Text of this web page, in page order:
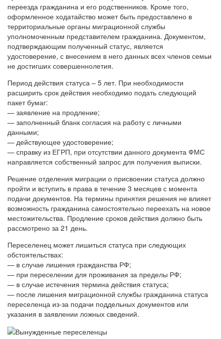
переезда гражданина и его родственников. Кроме того,
оформленное ходатайство может быть предоставлено в
территориальные органы миграционной службы
уполномоченным представителем гражданина. Документом,
подтверждающим полученный статус, является
удостоверение, с внесением в него данных всех членов семьи
не достигших совершеннолетия.
Период действия статуса – 5 лет. При необходимости
расширить срок действия необходимо подать следующий
пакет бумаг:
— заявление на продление;
— заполненный бланк согласия на работу с личными
данными;
— действующее удостоверение;
— справку из ЕГРП, при отсутствии данного документа ФМС
направляется собственный запрос для получения выписки.
Решение отделения миграции о присвоении статуса должно
пройти и вступить в права в течение 3 месяцев с момента
подачи документов. На термины принятия решения не влияет
возможность гражданина самостоятельно переехать на новое
местожительства. Продление сроков действия должно быть
рассмотрено за 21 день.
Переселенец может лишиться статуса при следующих
обстоятельствах:
— в случае лишения гражданства РФ;
— при переселении для проживания за пределы РФ;
— в случае истечения термина действия статуса;
— после лишения миграционной службы гражданина статуса
переселенца из-за подачи поддельных документов или
указания в заявлении ложных сведений.